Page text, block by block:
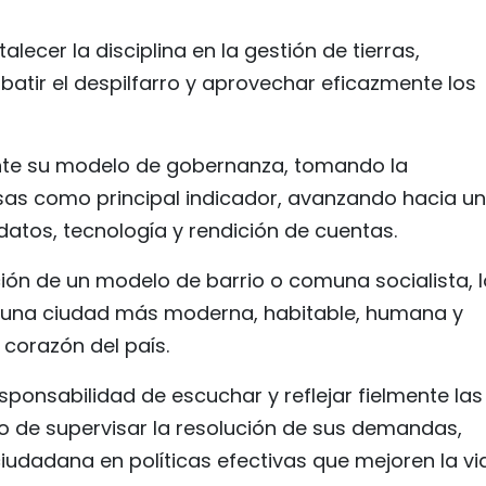
la disciplina en la gestión de tierras,
el despilfarro y aprovechar eficazmente los
su modelo de gobernanza, tomando la
como principal indicador, avanzando hacia
tecnología y rendición de cuentas.
de un modelo de barrio o comuna socialista,
ciudad más moderna, habitable, humana y
del país.
de escuchar y reflejar fielmente las
supervisar la resolución de sus demandas,
en políticas efectivas que mejoren la